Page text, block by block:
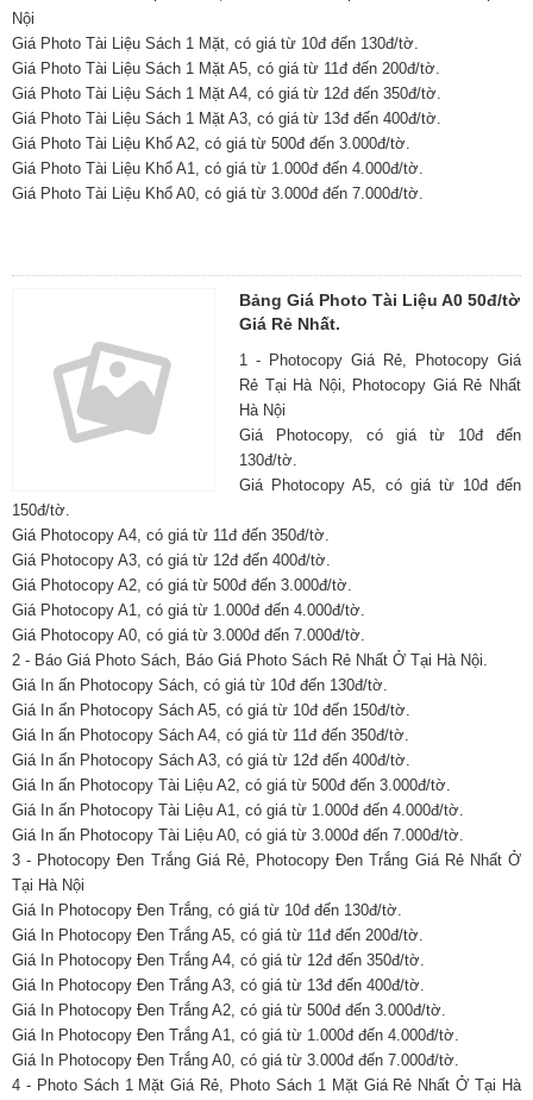
Nội
Giá Photo Tài Liệu Sách 1 Mặt, có giá từ 10đ đến 130đ/tờ.
Giá Photo Tài Liệu Sách 1 Mặt A5, có giá từ 11đ đến 200đ/tờ.
Giá Photo Tài Liệu Sách 1 Mặt A4, có giá từ 12đ đến 350đ/tờ.
Giá Photo Tài Liệu Sách 1 Mặt A3, có giá từ 13đ đến 400đ/tờ.
Giá Photo Tài Liệu Khổ A2, có giá từ 500đ đến 3.000đ/tờ.
Giá Photo Tài Liệu Khổ A1, có giá từ 1.000đ đến 4.000đ/tờ.
Giá Photo Tài Liệu Khổ A0, có giá từ 3.000đ đến 7.000đ/tờ.
Bảng Giá Photo Tài Liệu A0 50đ/tờ
Giá Rẻ Nhất.
1 - Photocopy Giá Rẻ, Photocopy Giá
Rẻ Tại Hà Nội, Photocopy Giá Rẻ Nhất
Hà Nội
Giá Photocopy, có giá từ 10đ đến
130đ/tờ.
Giá Photocopy A5, có giá từ 10đ đến
150đ/tờ.
Giá Photocopy A4, có giá từ 11đ đến 350đ/tờ.
Giá Photocopy A3, có giá từ 12đ đến 400đ/tờ.
Giá Photocopy A2, có giá từ 500đ đến 3.000đ/tờ.
Giá Photocopy A1, có giá từ 1.000đ đến 4.000đ/tờ.
Giá Photocopy A0, có giá từ 3.000đ đến 7.000đ/tờ.
2 - Báo Giá Photo Sách, Báo Giá Photo Sách Rẻ Nhất Ở Tại Hà Nội.
Giá In ấn Photocopy Sách, có giá từ 10đ đến 130đ/tờ.
Giá In ấn Photocopy Sách A5, có giá từ 10đ đến 150đ/tờ.
Giá In ấn Photocopy Sách A4, có giá từ 11đ đến 350đ/tờ.
Giá In ấn Photocopy Sách A3, có giá từ 12đ đến 400đ/tờ.
Giá In ấn Photocopy Tài Liệu A2, có giá từ 500đ đến 3.000đ/tờ.
Giá In ấn Photocopy Tài Liệu A1, có giá từ 1.000đ đến 4.000đ/tờ.
Giá In ấn Photocopy Tài Liệu A0, có giá từ 3.000đ đến 7.000đ/tờ.
3 - Photocopy Đen Trắng Giá Rẻ, Photocopy Đen Trắng Giá Rẻ Nhất Ở
Tại Hà Nội
Giá In Photocopy Đen Trắng, có giá từ 10đ đến 130đ/tờ.
Giá In Photocopy Đen Trắng A5, có giá từ 11đ đến 200đ/tờ.
Giá In Photocopy Đen Trắng A4, có giá từ 12đ đến 350đ/tờ.
Giá In Photocopy Đen Trắng A3, có giá từ 13đ đến 400đ/tờ.
Giá In Photocopy Đen Trắng A2, có giá từ 500đ đến 3.000đ/tờ.
Giá In Photocopy Đen Trắng A1, có giá từ 1.000đ đến 4.000đ/tờ.
Giá In Photocopy Đen Trắng A0, có giá từ 3.000đ đến 7.000đ/tờ.
4 - Photo Sách 1 Mặt Giá Rẻ, Photo Sách 1 Mặt Giá Rẻ Nhất Ở Tại Hà